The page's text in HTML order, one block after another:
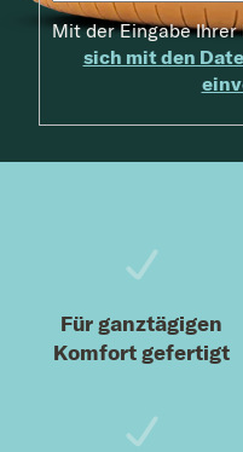
Mit der Eingabe
sich mit den
Für ganztägigen
Komfort gefertigt